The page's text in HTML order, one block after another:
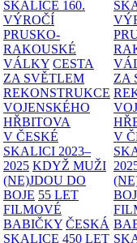
SKALICE 160.
VÝROČÍ
PRUSKO-
RAKOUSKÉ
VÁLKY CESTA
ZA SVĚTLEM
REKONSTRUKCE
VOJENSKÉHO
HŘBITOVA
V ČESKÉ
SKALICI 2023–
2025 KDYŽ MUŽI
(NE)JDOU DO
BOJE 55 LET
FILMOVÉ
BABIČKY ČESKÁ
SKALICE 450 LET
ZA
V